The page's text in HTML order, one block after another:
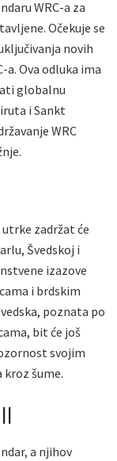
WRC-a za
Očekuje se
novih
a. Ova odluka ima
globalnu
i Sankt
WRC
zadržat će
Švedskoj i
izazove
i brdskim
poznata po
bit će još
svojim
šume.
a njihov